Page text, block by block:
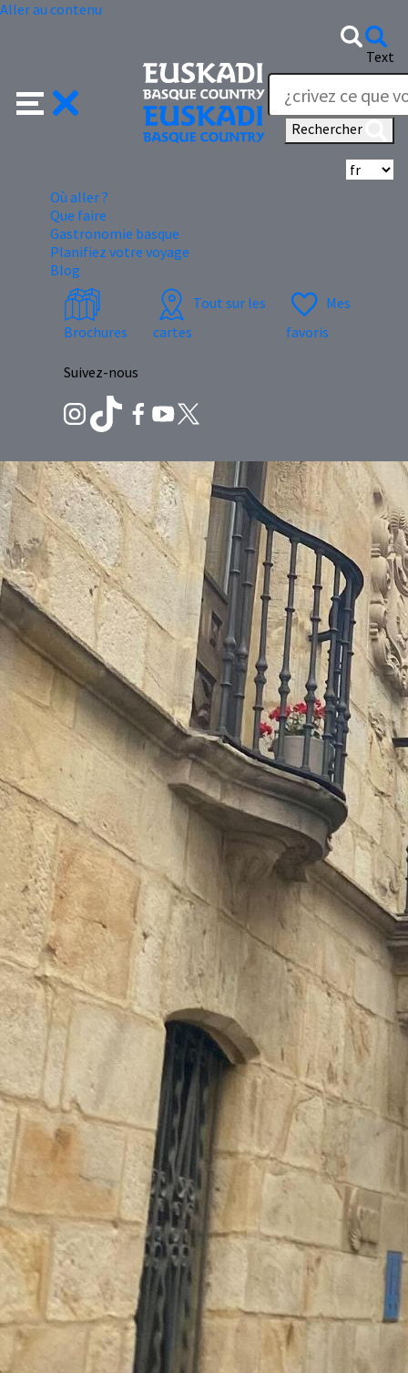
Aller au contenu
Text
Rechercher
Où aller ?
Que faire
Gastronomie basque
Planifiez votre voyage
Blog
Brochures
Tout sur les
cartes
Mes
favoris
Suivez-nous